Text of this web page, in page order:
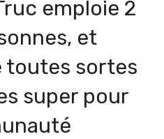
emploie 2
et
toutes sortes
super pour